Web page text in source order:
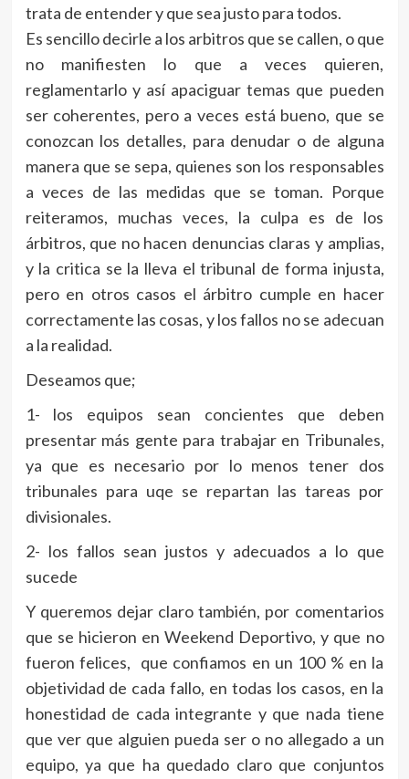
trata de entender y que sea justo para todos.
Es sencillo decirle a los arbitros que se callen, o que
no manifiesten lo que a veces quieren,
reglamentarlo y así apaciguar temas que pueden
ser coherentes, pero a veces está bueno, que se
conozcan los detalles, para denudar o de alguna
manera que se sepa, quienes son los responsables
a veces de las medidas que se toman. Porque
reiteramos, muchas veces, la culpa es de los
árbitros, que no hacen denuncias claras y amplias,
y la critica se la lleva el tribunal de forma injusta,
pero en otros casos el árbitro cumple en hacer
correctamente las cosas, y los fallos no se adecuan
a la realidad.
Deseamos que;
1- los equipos sean concientes que deben
presentar más gente para trabajar en Tribunales,
ya que es necesario por lo menos tener dos
tribunales para uqe se repartan las tareas por
divisionales.
2- los fallos sean justos y adecuados a lo que
sucede
Y queremos dejar claro también, por comentarios
que se hicieron en Weekend Deportivo, y que no
fueron felices, que confiamos en un 100 % en la
objetividad de cada fallo, en todas los casos, en la
honestidad de cada integrante y que nada tiene
que ver que alguien pueda ser o no allegado a un
equipo, ya que ha quedado claro que conjuntos